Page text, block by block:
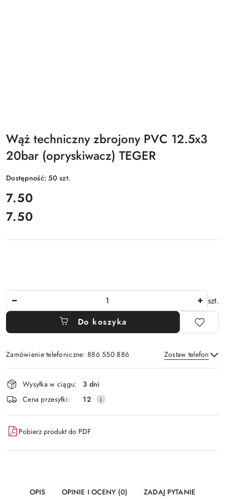
Wąż techniczny zbrojony PVC 12.5x3
20bar (opryskiwacz) TEGER
Dostępność:50szt.
cena:
7.50
Cena:
7.50
szt.
Do koszyka
Zamówienie telefoniczne: 886 550 886 Zostaw telefon
Wyślij
Dostępność
i
dostawa
Wysyłka w ciągu:
3 dni
Cena przesyłki:
12
Pobierz produkt do PDF
OPIS OPINIE I OCENY (0) ZADAJ PYTANIE